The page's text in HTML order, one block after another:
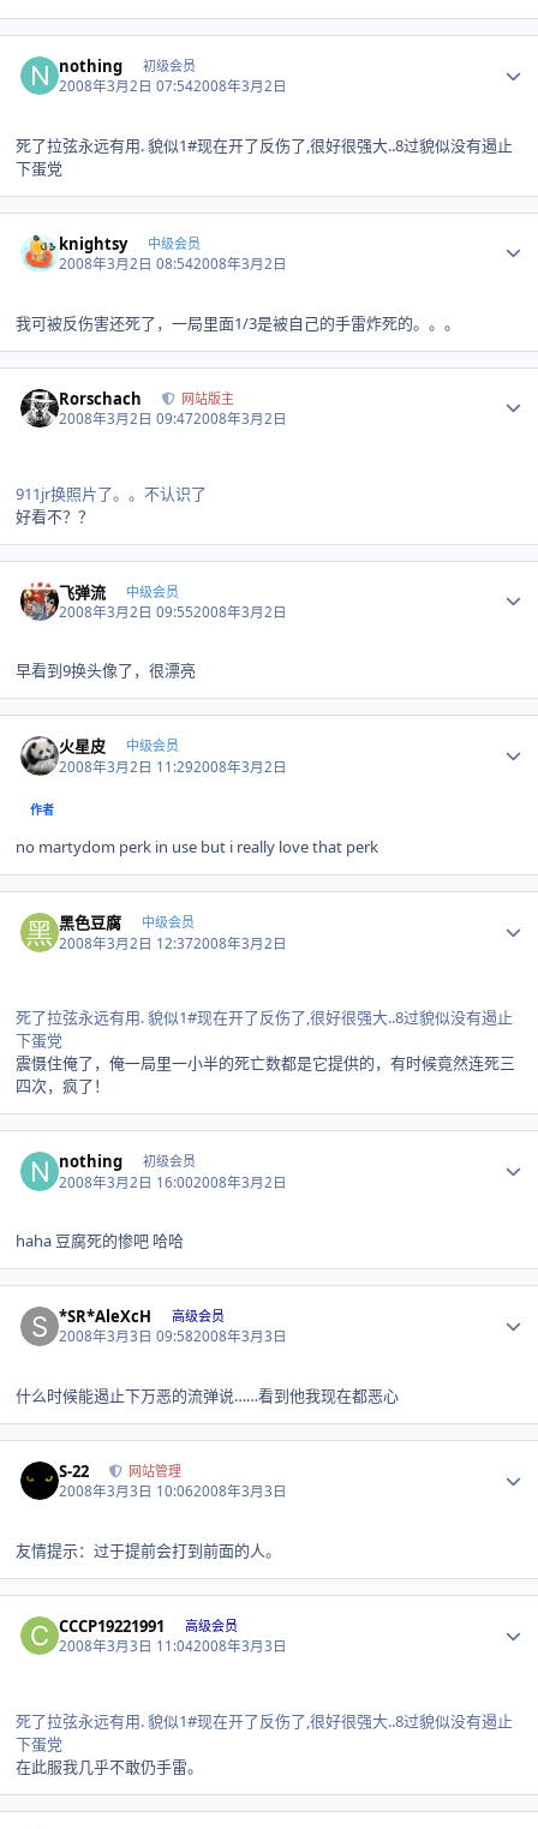
nothing 初级会员
2008年3月2日 07:542008年3月2日
死了拉弦永远有用. 貌似1#现在开了反伤了,很好很强大..8过貌似没有遏止
下蛋党
knightsy 中级会员
2008年3月2日 08:542008年3月2日
我可被反伤害还死了，一局里面1/3是被自己的手雷炸死的。。。
Rorschach 网站版主
2008年3月2日 09:472008年3月2日
911jr换照片了。。不认识了
好看不？？
飞弹流 中级会员
2008年3月2日 09:552008年3月2日
早看到9换头像了，很漂亮
火星皮 中级会员
2008年3月2日 11:292008年3月2日
作者
no martydom perk in use but i really love that perk
黑色豆腐 中级会员
2008年3月2日 12:372008年3月2日
死了拉弦永远有用. 貌似1#现在开了反伤了,很好很强大..8过貌似没有遏止
下蛋党
震慑住俺了，俺一局里一小半的死亡数都是它提供的，有时候竟然连死三
四次，疯了！
nothing 初级会员
2008年3月2日 16:002008年3月2日
haha 豆腐死的惨吧 哈哈
*SR*AleXcH 高级会员
2008年3月3日 09:582008年3月3日
什么时候能遏止下万恶的流弹说……看到他我现在都恶心
S-22 网站管理
2008年3月3日 10:062008年3月3日
友情提示：过于提前会打到前面的人。
CCCP19221991 高级会员
2008年3月3日 11:042008年3月3日
死了拉弦永远有用. 貌似1#现在开了反伤了,很好很强大..8过貌似没有遏止
下蛋党
在此服我几乎不敢仍手雷。